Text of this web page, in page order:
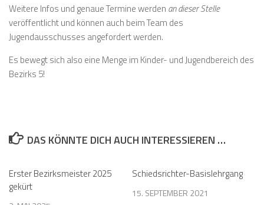
Weitere Infos und genaue Termine werden an dieser Stelle
veröffentlicht und können auch beim Team des
Jugendausschusses angefordert werden.
Es bewegt sich also eine Menge im Kinder- und Jugendbereich des
Bezirks 5!
DAS KÖNNTE DICH AUCH INTERESSIEREN …
Erster Bezirksmeister 2025
gekürt
Schiedsrichter-Basislehrgang
15. SEPTEMBER 2021